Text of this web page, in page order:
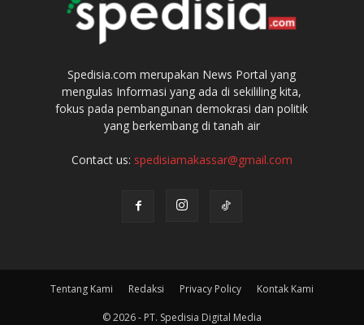
Spedisia.com merupakan News Portal yang
mengulas Informasi yang ada di sekililing kita,
fokus pada pembangunan demokrasi dan politik
yang berkembang di tanah air
Contact us: spedisiamakassar@gmail.com
Tentang Kami Redaksi Privacy Policy Kontak Kami
© 2026 - PT. Spedisia Digital Media